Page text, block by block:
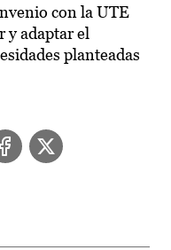
con la UTE
y adaptar el
planteadas